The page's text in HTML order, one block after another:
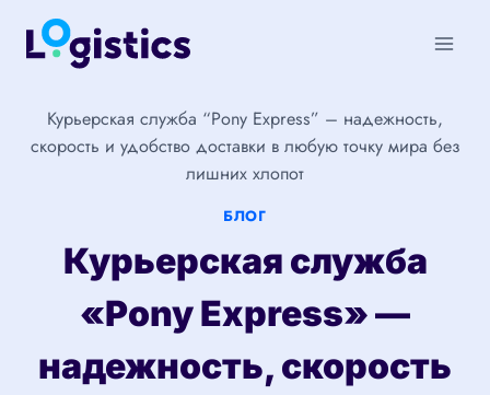
Перейти
Курьерская служба “Pony Express” – надежность,
скорость и удобство доставки в любую точку мира без
лишних хлопот
БЛОГ
Курьерская служба
«Pony Express» —
надежность, скорость